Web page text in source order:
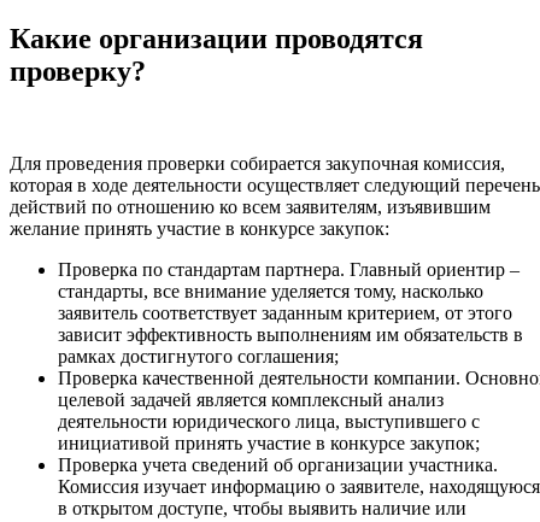
Какие организации проводятся
проверку?
Для проведения проверки собирается закупочная комиссия,
которая в ходе деятельности осуществляет следующий перечень
действий по отношению ко всем заявителям, изъявившим
желание принять участие в конкурсе закупок:
Проверка по стандартам партнера. Главный ориентир –
стандарты, все внимание уделяется тому, насколько
заявитель соответствует заданным критерием, от этого
зависит эффективность выполнениям им обязательств в
рамках достигнутого соглашения;
Проверка качественной деятельности компании.
целевой задачей является комплексный анализ
деятельности юридического лица, выступившего с
инициативой принять участие в конкурсе закупок;
Проверка учета сведений об организации участника.
Комиссия изучает информацию о заявителе, находящуюся
в открытом доступе, чтобы выявить наличие или